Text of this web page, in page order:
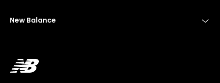
New Balance